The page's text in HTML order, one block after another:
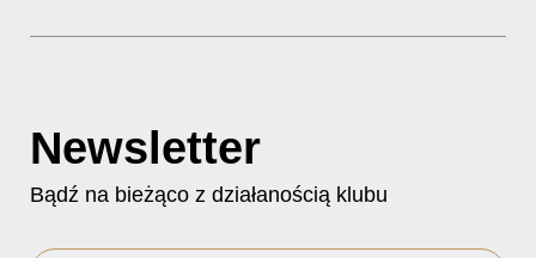
Newsletter
Bądź na bieżąco z działanością klubu